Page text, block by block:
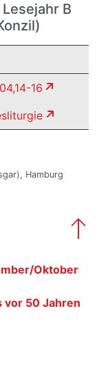
B
16
Hamburg
Oktober
vor 50 Jahren